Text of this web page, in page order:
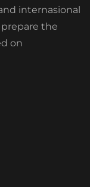
internasional
prepare the
on